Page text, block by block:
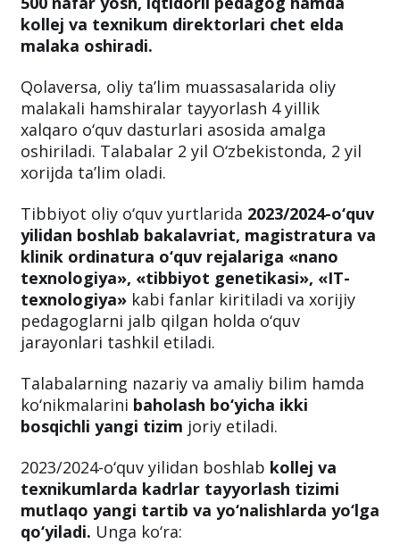
kollej va texnikum direktorlari chet elda
malaka oshiradi.
Qolaversa, oliy ta’lim muassasalarida oliy
malakali hamshiralar tayyorlash 4 yillik
xalqaro o‘quv dasturlari asosida amalga
oshiriladi. Talabalar 2 yil O‘zbekistonda, 2 yil
xorijda ta’lim oladi.
Tibbiyot oliy o‘quv yurtlarida 2023/2024-o‘quv
yilidan boshlab bakalavriat, magistratura va
klinik ordinatura o‘quv rejalariga «nano
texnologiya», «tibbiyot genetikasi», «IT-
texnologiya» kabi fanlar kiritiladi va xorijiy
pedagoglarni jalb qilgan holda o‘quv
jarayonlari tashkil etiladi.
Talabalarning nazariy va amaliy bilim hamda
ko‘nikmalarini baholash bo‘yicha ikki
bosqichli yangi tizim joriy etiladi.
2023/2024-o‘quv yilidan boshlab kollej va
texnikumlarda kadrlar tayyorlash tizimi
mutlaqo yangi tartib va yo‘nalishlarda yo‘lga
qo‘yiladi. Unga ko‘ra: